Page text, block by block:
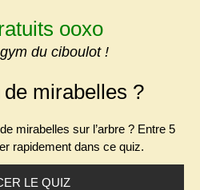
ooxo
du ciboulot !
mirabelles ?
mirabelles sur l’arbre ? Entre 5
rapidement dans ce quiz.
LE QUIZ